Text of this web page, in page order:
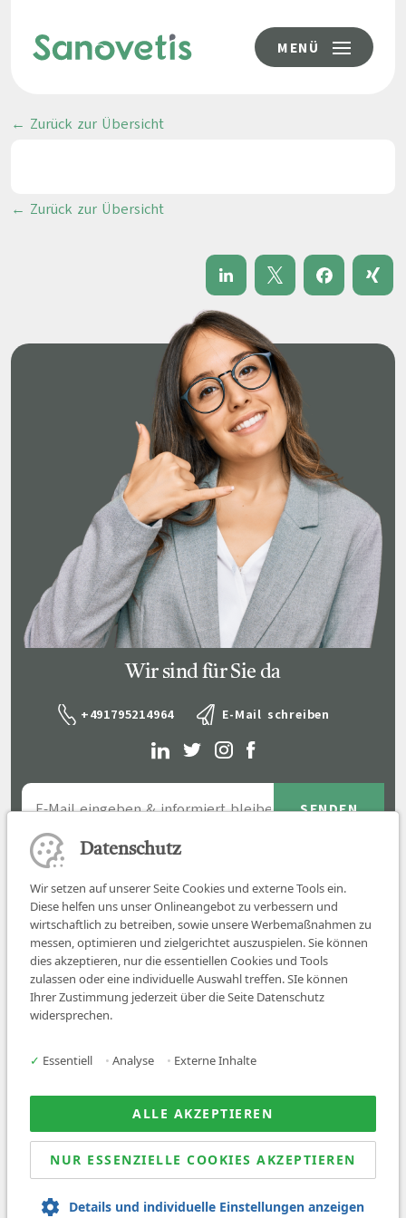
MENÜ
← Zurück zur Übersicht
← Zurück zur Übersicht
Wir sind für Sie da
+491795214964 E-Mail schreiben
Job finden
Über uns
News
© 2026 Sanovetis. All rights reserved.
Datenschutz
Wir setzen auf unserer Seite Cookies und externe Tools ein.
Diese helfen uns unser Onlineangebot zu verbessern und
wirtschaftlich zu betreiben, sowie unsere Werbemaßnahmen zu
messen, optimieren und zielgerichtet auszuspielen. Sie können
dies akzeptieren, nur die essentiellen Cookies und Tools
zulassen oder eine individuelle Auswahl treffen. SIe können
Ihrer Zustimmung jederzeit über die Seite Datenschutz
widersprechen.
✓ Essentiell • Analyse • Externe Inhalte
ALLE AKZEPTIEREN
NUR ESSENZIELLE COOKIES AKZEPTIEREN
Details und individuelle Einstellungen anzeigen